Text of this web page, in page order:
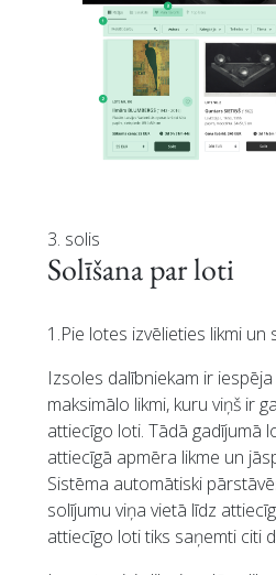
3. solis
Solīšana par loti
1.Pie lotes izvēlieties likmi un
Izsoles dalībniekam ir
maksimālo likmi, kuru viņš ir
attiecīgo loti. Tādā gadījumā
attiecīgā apmēra likme un
Sistēma automātiski
solījumu viņa vietā līdz
attiecīgo loti tiks saņemti citi